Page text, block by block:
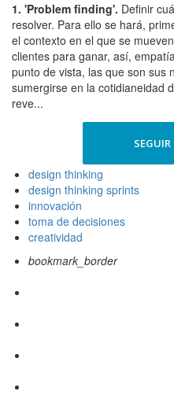
1. 'Problem finding'. Definir
resolver. Para ello se hará,
el contexto en el que se
clientes para ganar, así,
punto de vista, las que son sus
sumergirse en la cotidianeidad
reve...
SEGUIR
design thinking
design thinking sprints
innovación
toma de decisiones
creatividad
bookmark_border